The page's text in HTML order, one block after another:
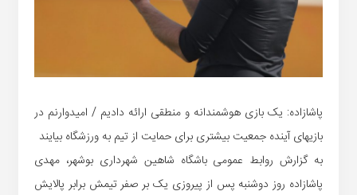
پاشازاده: یک بازی هوشمندانه و منطقی ارائه دادیم / امیدوارنم در
بازیهای آینده جمعیت بیشتری برای حمایت از تیم به ورزشگاه بیایند
به گزارش روابط عمومی باشگاه شاهین شهرداری بوشهر، مهدی
پاشازاده روز دوشنبه پس از پیروزی یک بر صفر تیمش برابر پالایش